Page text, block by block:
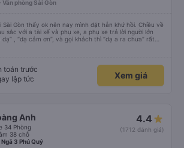
Văn phòng Sài Gòn
Sài Gòn thấy ok nên nay mình đặt hẳn khứ hồi. Chiều về
sắc với a tài xế và phụ xe, a phụ xe trả lời người lớn
, “dạ cảm ơn”, và gọi khách thì “dạ a ra chưa” rất
khách thì cân cần nhẹ nhàng, anh tài xế thì chạy
thấy các anh rất có tâm với nghề và có năng lượng
việc vất vả. Dù đi cẩn thận nhưng trả khách đúng giờ,
ạ
toán trước
lập tức
Xem giá
Anh
34 Phòng
38 chỗ
4.4
(1712 đánh giá)
Ngã 3 Phú Quý